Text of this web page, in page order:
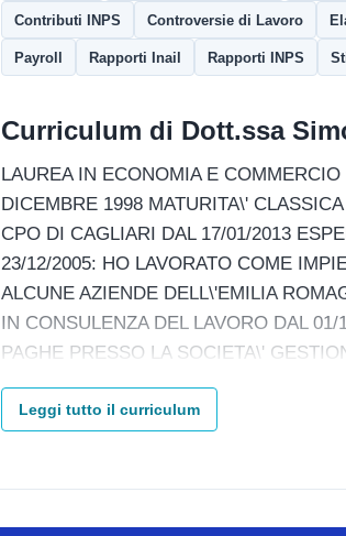
Contributi INPS Controversie di Lavoro
Payroll Rapporti Inail Rapporti INPS
Curriculum di Dott.ssa
LAUREA IN ECONOMIA E
DICEMBRE 1998 MATURITA\'
CPO DI CAGLIARI DAL 17/01/2013
23/12/2005: HO LAVORATO COME
ALCUNE AZIENDE DELL\'EMILIA
IN CONSULENZA DEL LAVORO DAL
PAGHE PRESSO LA SOCIETA\'
Leggi tutto il curriculum